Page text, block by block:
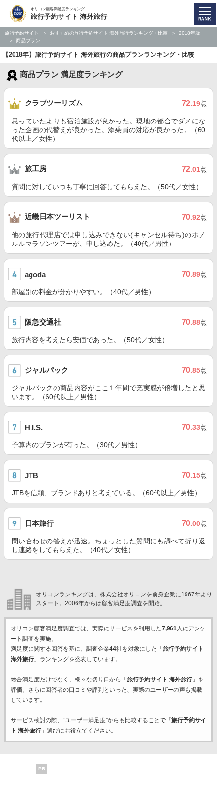
オリコン顧客満足度ランキング
旅行予約サイト 海外旅行
旅行予約サイト おすすめの旅行予約サイト 海外旅行ランキング・比較
2018年版
商品プラン
【2018年】旅行予約サイト 海外旅行の商品プランランキング・比較
商品プラン 満足度ランキング
クラブツーリズム 72.19点
思っていたよりも宿泊施設が良かった。現地の都合でダメにな
った企画の代替えが良かった。添乗員の対応が良かった。（60
代以上／女性）
旅工房 72.01点
質問に対していつも丁寧に回答してもらえた。（50代／女性）
近畿日本ツーリスト 70.92点
他の旅行代理店では申し込みできない(キャンセル待ち)のホノ
ルルマラソンツアーが、申し込めた。（40代／男性）
agoda 70.89点
部屋別の料金が分かりやすい。（40代／男性）
阪急交通社 70.88点
旅行内容を考えたら安価であった。（50代／女性）
ジャルパック 70.85点
ジャルパックの商品内容がここ１年間で充実感が倍増したと思
います。（60代以上／男性）
H.I.S. 70.33点
予算内のプランが有った。（30代／男性）
JTB 70.15点
JTBを信頼、ブランドありと考えている。（60代以上／男性）
日本旅行 70.00点
問い合わせの答えが迅速。ちょっとした質問にも調べて折り返
し連絡をしてもらえた。（40代／女性）
オリコンランキングは、株式会社オリコンを前身企業に1967年より
スタート。2006年からは顧客満足度調査を開始。
オリコン顧客満足度調査では、実際にサービスを利用した7,961人にアンケ
ート調査を実施。
満足度に関する回答を基に、調査企業44社を対象にした「 旅行予約サイト
海外旅行」ランキングを発表しています。
総合満足度だけでなく、様々な切り口から「 旅行予約サイト 海外旅行」を
評価。さらに回答者の口コミや評判といった、実際のユーザーの声も掲載
しています。
サービス検討の際、“ユーザー満足度”からも比較することで「 旅行予約サイ
ト 海外旅行」選びにお役立てください。
PR